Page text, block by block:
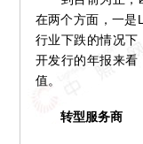
在两个方面，一是
行业下跌的情况下
开发行的年报来看
值。
转型服务商